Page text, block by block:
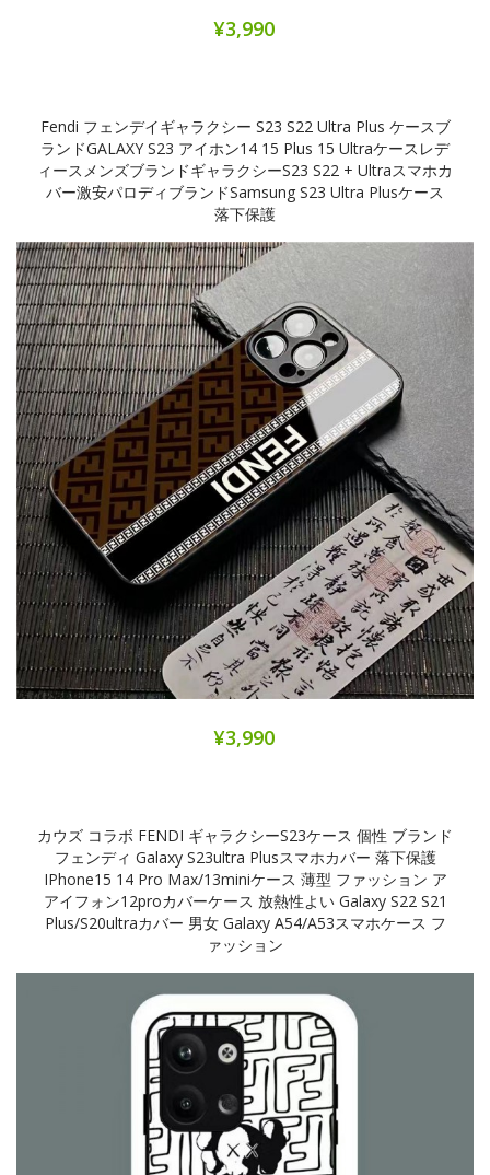
¥3,990
Fendi フェンデイギャラクシー S23 S22 Ultra Plus ケースブ
ランドGALAXY S23 アイホン14 15 Plus 15 Ultraケースレデ
ィースメンズブランドギャラクシーs23 S22 + Ultraスマホカ
バー激安パロディブランドSamsung S23 Ultra Plusケース
落下保護
¥3,990
カウズ コラボ FENDI ギャラクシーs23ケース 個性 ブランド
フェンディ Galaxy S23ultra Plusスマホカバー 落下保護
IPhone15 14 Pro Max/13miniケース 薄型 ファッション ア
アイフォン12proカバーケース 放熱性よい Galaxy S22 S21
Plus/s20ultraカバー 男女 Galaxy A54/a53スマホケース フ
ァッション